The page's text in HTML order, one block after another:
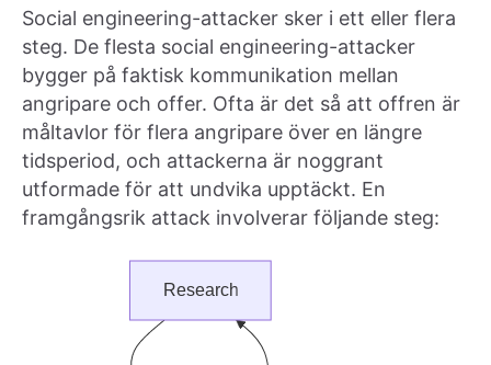
Social engineering-attacker sker i ett eller flera
steg. De flesta social engineering-attacker
bygger på faktisk kommunikation mellan
angripare och offer. Ofta är det så att offren är
måltavlor för flera angripare över en längre
tidsperiod, och attackerna är noggrant
utformade för att undvika upptäckt. En
framgångsrik attack involverar följande steg: